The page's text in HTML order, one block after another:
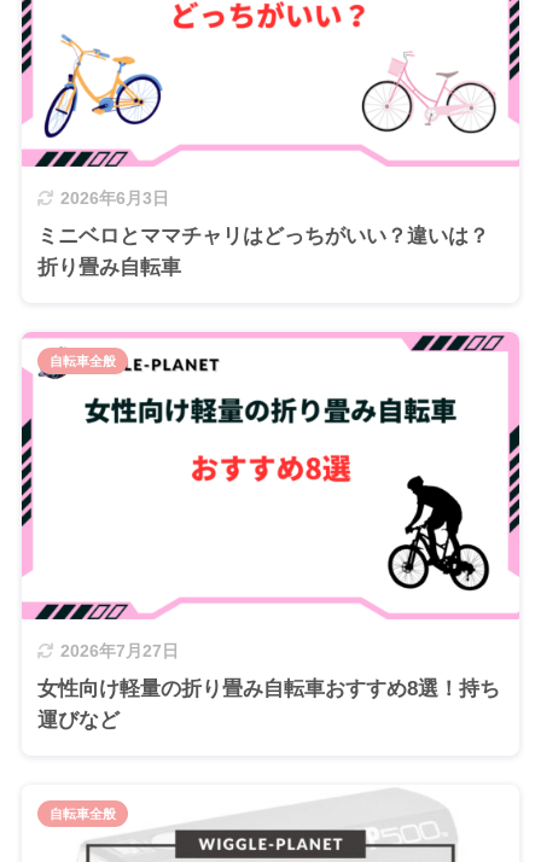
2026年6月3日
ミニベロとママチャリはどっちがいい？違いは？
折り畳み自転車
2026年7月27日
女性向け軽量の折り畳み自転車おすすめ8選！持ち
運びなど
自転車全般
自転車全般